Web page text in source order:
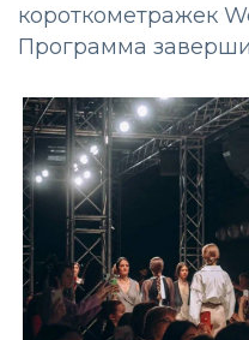
короткометражек
Программа